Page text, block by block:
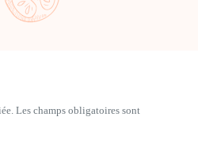
Les champs obligatoires sont